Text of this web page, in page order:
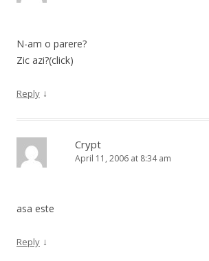
N-am o parere?
Zic azi?(click)
Reply ↓
Crypt
April 11, 2006 at 8:34 am
asa este
Reply ↓